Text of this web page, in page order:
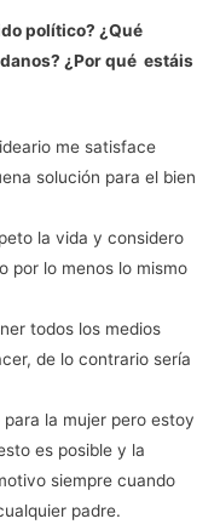
político? ¿Qué
¿Por qué estáis
me satisface
solución para el bien
la vida y considero
por lo menos lo mismo
todos los medios
de lo contrario sería
la mujer pero estoy
es posible y la
siempre cuando
padre.